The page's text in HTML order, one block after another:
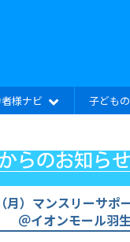
様ナビ 子ども
）マンスリーサポ
＠イオンモール羽